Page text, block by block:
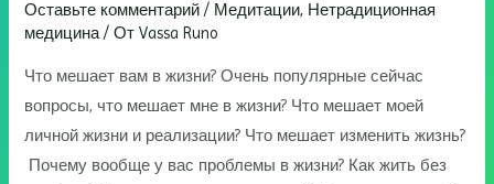
Оставьте комментарий / Медитации, Нетрадиционная
медицина/ От Vassa Runo
Что мешает вам в жизни? Очень популярные сейчас
вопросы, что мешает мне в жизни? Что мешает моей
личной жизни и реализации? Что мешает изменить жизнь?
Почему вообще у вас проблемы в жизни? Как жить без